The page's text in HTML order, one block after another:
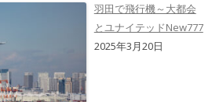
羽田で飛行機～大都会
とユナイテッドNew777
2025年3月20日